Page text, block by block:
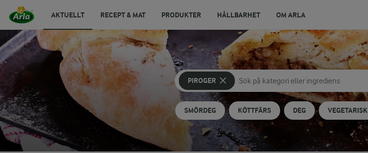
AKTUELLT RECEPT & MAT PRODUKTER HÅLLBARHET OM ARLA
PIROGER
Sök på kategori eller ingrediens
Skriv in sökord för att få förslag
SMÖRDEG KÖTTFÄRS DEG VEGETARISK